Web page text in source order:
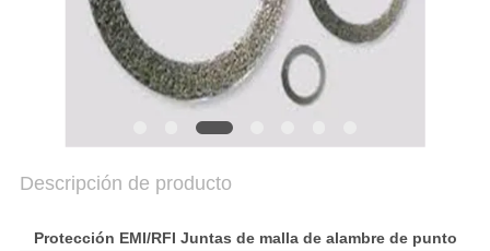
Descripción de producto
Protección EMI/RFI Juntas de malla de alambre de punto